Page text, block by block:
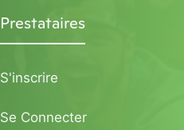
Prestataires
S'inscrire
Se Connecter